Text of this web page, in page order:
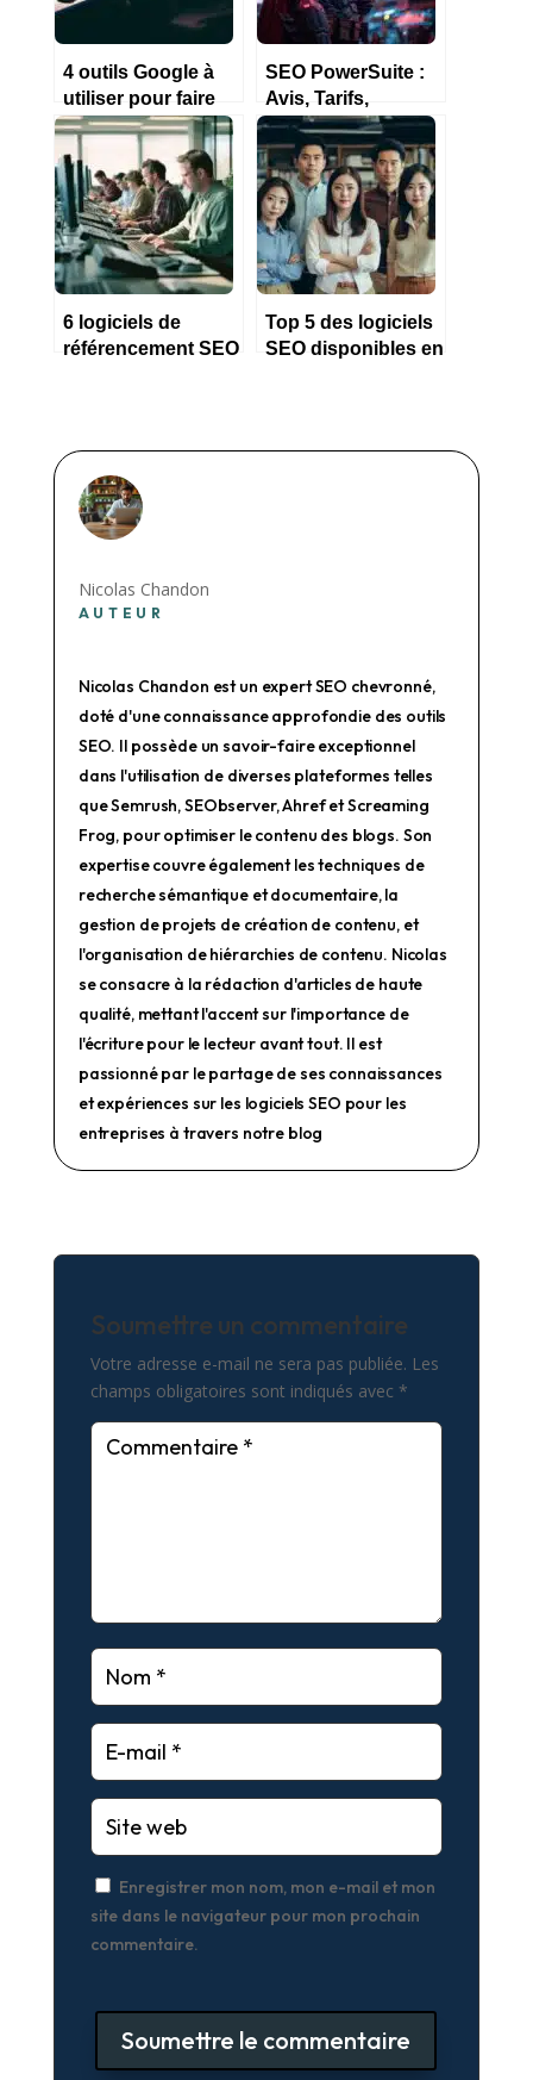
4 outils Google à
utiliser pour faire
du référencement
SEO en 2023
SEO PowerSuite :
Avis, Tarifs,
Démonstration,
Substituts 2024
6 logiciels de
référencement SEO
Top 5 des logiciels
SEO disponibles en
Nicolas Chandon
AUTEUR
Nicolas Chandon est un expert SEO chevronné,
doté d'une connaissance approfondie des outils
SEO. Il possède un savoir-faire exceptionnel
dans l'utilisation de diverses plateformes telles
que Semrush, SEObserver, Ahref et Screaming
Frog, pour optimiser le contenu des blogs. Son
expertise couvre également les techniques de
recherche sémantique et documentaire, la
gestion de projets de création de contenu, et
l'organisation de hiérarchies de contenu. Nicolas
se consacre à la rédaction d'articles de haute
qualité, mettant l'accent sur l'importance de
l'écriture pour le lecteur avant tout. Il est
passionné par le partage de ses connaissances
et expériences sur les logiciels SEO pour les
entreprises à travers notre blog
Soumettre un commentaire
Votre adresse e-mail ne sera pas publiée. Les
champs obligatoires sont indiqués avec *
Enregistrer mon nom, mon e-mail et mon
site dans le navigateur pour mon prochain
commentaire.
Soumettre le commentaire